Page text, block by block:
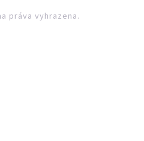
práva vyhrazena.